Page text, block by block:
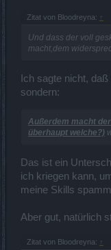
Zitat von Bloodreyna: ↑
Und dass der voll
macht,dem
Ich sagte nicht,
sondern:
Außerdem macht
überhaupt welche?)
Das ist ein
ich kriegen kann,
meine Skills
Aber gut, natürlich
Zitat von Bloodreyna: ↑